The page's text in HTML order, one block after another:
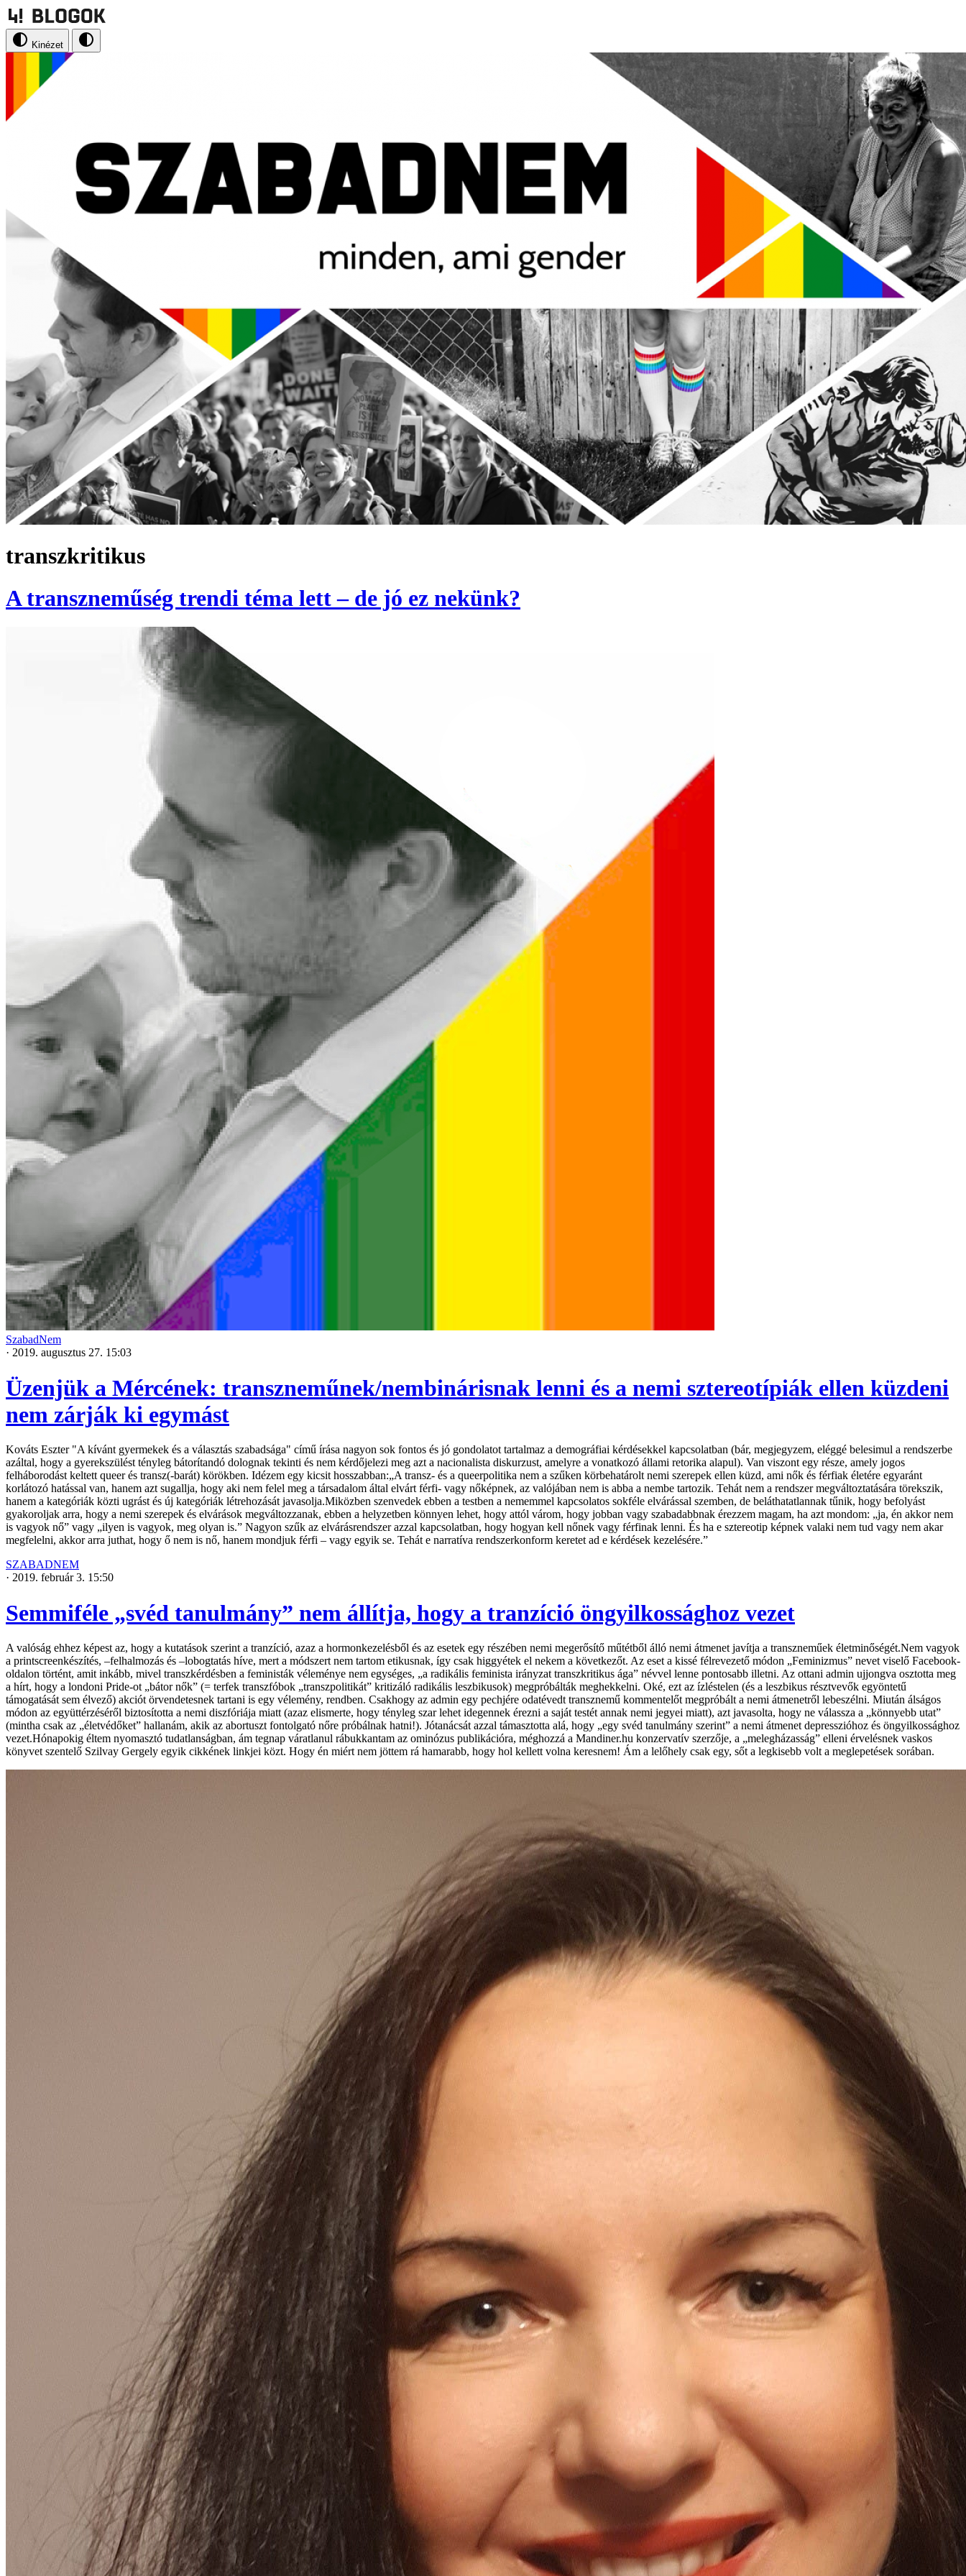
Kinézet
transzkritikus
A transzneműség trendi téma lett – de jó ez nekünk?
SzabadNem
· 2019. augusztus 27. 15:03
Üzenjük a Mércének: transzneműnek/nembinárisnak lenni és a nemi sztereotípiák ellen küzdeni
nem zárják ki egymást
Kováts Eszter "A kívánt gyermekek és a választás szabadsága" című írása nagyon sok fontos és jó gondolatot tartalmaz a demográfiai kérdésekkel kapcsolatban (bár, megjegyzem, eléggé belesimul a rendszerbe
azáltal, hogy a gyerekszülést tényleg bátorítandó dolognak tekinti és nem kérdőjelezi meg azt a nacionalista diskurzust, amelyre a vonatkozó állami retorika alapul). Van viszont egy része, amely jogos
felháborodást keltett queer és transz(-barát) körökben. Idézem egy kicsit hosszabban:„A transz- és a queerpolitika nem a szűken körbehatárolt nemi szerepek ellen küzd, ami nők és férfiak életére egyaránt
korlátozó hatással van, hanem azt sugallja, hogy aki nem felel meg a társadalom által elvárt férfi- vagy nőképnek, az valójában nem is abba a nembe tartozik. Tehát nem a rendszer megváltoztatására törekszik,
hanem a kategóriák közti ugrást és új kategóriák létrehozását javasolja.Miközben szenvedek ebben a testben a nememmel kapcsolatos sokféle elvárással szemben, de beláthatatlannak tűnik, hogy befolyást
gyakoroljak arra, hogy a nemi szerepek és elvárások megváltozzanak, ebben a helyzetben könnyen lehet, hogy attól várom, hogy jobban vagy szabadabbnak érezzem magam, ha azt mondom: „ja, én akkor nem
is vagyok nő” vagy „ilyen is vagyok, meg olyan is.” Nagyon szűk az elvárásrendszer azzal kapcsolatban, hogy hogyan kell nőnek vagy férfinak lenni. És ha e sztereotip képnek valaki nem tud vagy nem akar
megfelelni, akkor arra juthat, hogy ő nem is nő, hanem mondjuk férfi – vagy egyik se. Tehát e narratíva rendszerkonform keretet ad e kérdések kezelésére.”
SZABADNEM
· 2019. február 3. 15:50
Semmiféle „svéd tanulmány” nem állítja, hogy a tranzíció öngyilkossághoz vezet
A valóság ehhez képest az, hogy a kutatások szerint a tranzíció, azaz a hormonkezelésből és az esetek egy részében nemi megerősítő műtétből álló nemi átmenet javítja a transzneműek életminőségét.Nem vagyok
a printscreenkészítés, –felhalmozás és –lobogtatás híve, mert a módszert nem tartom etikusnak, így csak higgyétek el nekem a következőt. Az eset a kissé félrevezető módon „Feminizmus” nevet viselő Facebook-
oldalon történt, amit inkább, mivel transzkérdésben a feministák véleménye nem egységes, „a radikális feminista irányzat transzkritikus ága” névvel lenne pontosabb illetni. Az ottani admin ujjongva osztotta meg
a hírt, hogy a londoni Pride-ot „bátor nők” (= terfek transzfóbok „transzpolitikát” kritizáló radikális leszbikusok) megpróbálták meghekkelni. Oké, ezt az ízléstelen (és a leszbikus résztvevők egyöntetű
támogatását sem élvező) akciót örvendetesnek tartani is egy vélemény, rendben. Csakhogy az admin egy pechjére odatévedt transznemű kommentelőt megpróbált a nemi átmenetről lebeszélni. Miután álságos
módon az együttérzéséről biztosította a nemi diszfóriája miatt (azaz elismerte, hogy tényleg szar lehet idegennek érezni a saját testét annak nemi jegyei miatt), azt javasolta, hogy ne válassza a „könnyebb utat”
(mintha csak az „életvédőket” hallanám, akik az abortuszt fontolgató nőre próbálnak hatni!). Jótanácsát azzal támasztotta alá, hogy „egy svéd tanulmány szerint” a nemi átmenet depresszióhoz és öngyilkossághoz
vezet.Hónapokig éltem nyomasztó tudatlanságban, ám tegnap váratlanul rábukkantam az ominózus publikációra, méghozzá a Mandiner.hu konzervatív szerzője, a „melegházasság” elleni érvelésnek vaskos
könyvet szentelő Szilvay Gergely egyik cikkének linkjei közt. Hogy én miért nem jöttem rá hamarabb, hogy hol kellett volna keresnem! Ám a lelőhely csak egy, sőt a legkisebb volt a meglepetések sorában.